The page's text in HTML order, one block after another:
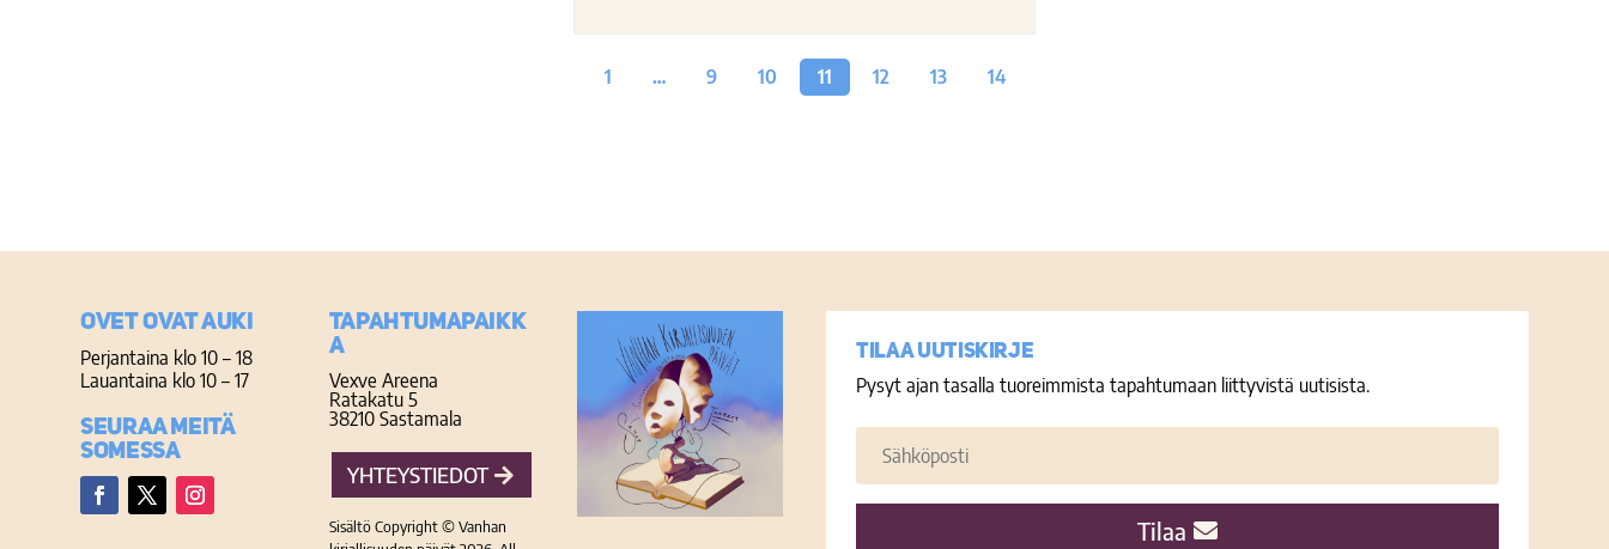
1 … 9 10 11 12 13 14
Ovet ovat auki
Perjantaina klo 10 – 18
Lauantaina klo 10 – 17
Seuraa meitä
somessa
TAPAHTUMAPAIKK
A
Vexve Areena
Ratakatu 5
38210 Sastamala
YHTEYSTIEDOT
Sisältö Copyright © Vanhan
Tilaa uutiskirje
Pysyt ajan tasalla tuoreimmista tapahtumaan liittyvistä uutisista.
Tilaa